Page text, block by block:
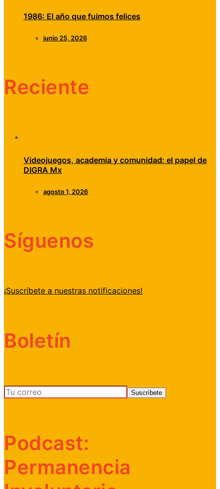
1986: El año que fuimos felices
junio 25, 2026
Reciente
Videojuegos, academia y comunidad: el papel de
DIGRA Mx
agosto 1, 2026
Síguenos
¡Suscríbete a nuestras notificaciones!
Boletín
Podcast:
Permanencia